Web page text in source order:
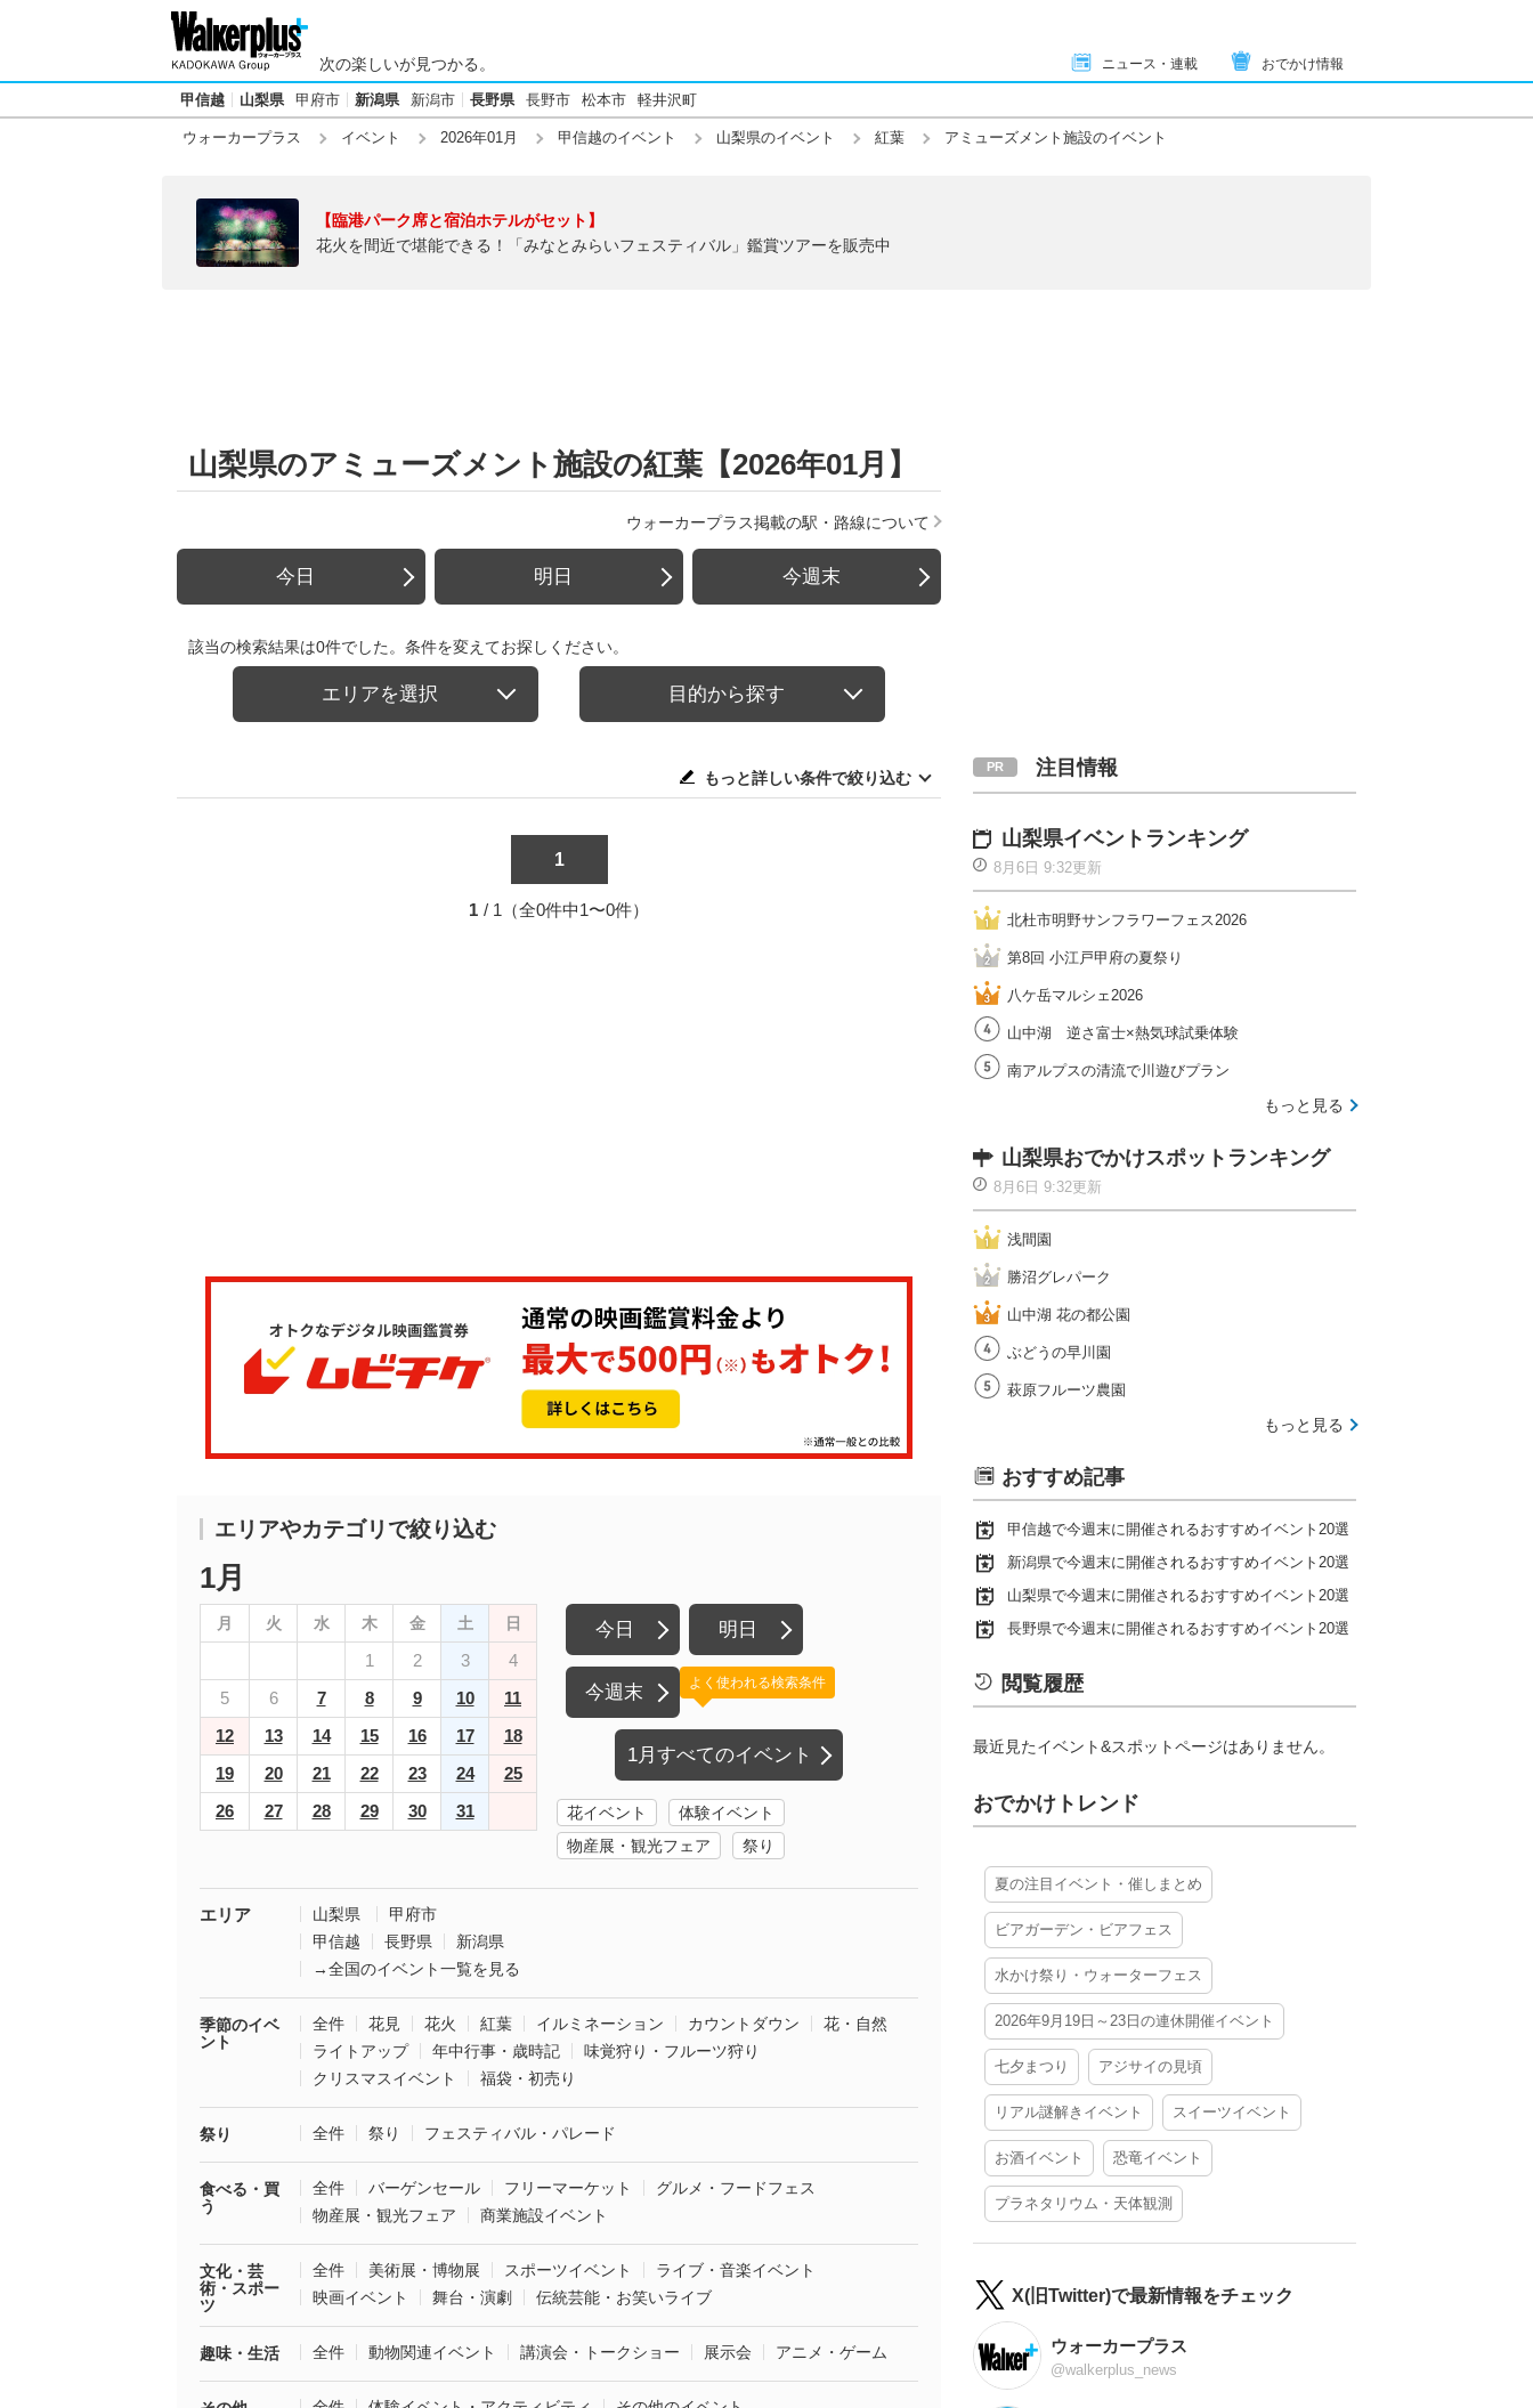
次の楽しいが見つかる。 ニュース・連載 おでかけ情報
甲信越 山梨県 甲府市 新潟県 新潟市 長野県 長野市 松本市 軽井沢町
ウォーカープラス イベント 2026年01月 甲信越のイベント 山梨県のイベント 紅葉 アミューズメント施設のイベント
【臨港パーク席と宿泊ホテルがセット】
花火を間近で堪能できる！「みなとみらいフェスティバル」鑑賞ツアーを販売中
山梨県のアミューズメント施設の紅葉【2026年01月】
ウォーカープラス掲載の駅・路線について
今日 明日 今週末
該当の検索結果は0件でした。条件を変えてお探しください。
エリアを選択 目的から探す
もっと詳しい条件で絞り込む
1
1 / 1（全0件中1〜0件）
エリアやカテゴリで絞り込む
1月
月 火 水 木 金 土 日
1 2 3
4
5
6 7 8 9 10
11
12
13 14 15 16 17
18
19
20 21 22 23 24
25
26
27 28 29 30 31
今日 明日
今週末
1月すべてのイベント
よく使われる検索条件
花イベント
体験イベント
物産展・観光フェア
祭り
エリア 山梨県
甲府市
甲信越
長野県
新潟県
→全国のイベント一覧を見る
季節のイベ
ント
全件 花見 花火 紅葉 イルミネーション カウントダウン
花・自然
ライトアップ
年中行事・歳時記
味覚狩り・フルーツ狩り
クリスマスイベント
福袋・初売り
祭り 全件 祭り フェスティバル・パレード
食べる・買
う
全件 バーゲンセール フリーマーケット
グルメ・フードフェス
物産展・観光フェア
商業施設イベント
文化・芸
術・スポー
ツ
全件 美術展・博物展 スポーツイベント
ライブ・音楽イベント
映画イベント
舞台・演劇 伝統芸能・お笑いライブ
趣味・生活 全件 動物関連イベント 講演会・トークショー 展示会 アニメ・ゲーム
注目情報
山梨県イベントランキング
8月6日 9:32更新
北杜市明野サンフラワーフェス2026
第8回 小江戸甲府の夏祭り
八ケ岳マルシェ2026
山中湖 逆さ富士×熱気球試乗体験
南アルプスの清流で川遊びプラン
もっと見る
山梨県おでかけスポットランキング
8月6日 9:32更新
浅間園
勝沼グレパーク
山中湖 花の都公園
ぶどうの早川園
萩原フルーツ農園
もっと見る
おすすめ記事
甲信越で今週末に開催されるおすすめイベント20選
新潟県で今週末に開催されるおすすめイベント20選
山梨県で今週末に開催されるおすすめイベント20選
長野県で今週末に開催されるおすすめイベント20選
閲覧履歴
最近見たイベント&スポットページはありません。
おでかけトレンド
夏の注目イベント・催しまとめ
ビアガーデン・ビアフェス
水かけ祭り・ウォーターフェス
2026年9月19日～23日の連休開催イベント
七夕まつり アジサイの見頃
リアル謎解きイベント スイーツイベント
お酒イベント 恐竜イベント
プラネタリウム・天体観測
X(旧Twitter)で最新情報をチェック
ウォーカープラス
@walkerplus_news